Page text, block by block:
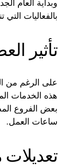
وبداية العام
بالفعاليات التي
تأثير
على الرغم من
هذه الخدمات
بعض الفروع
ساعات العمل.